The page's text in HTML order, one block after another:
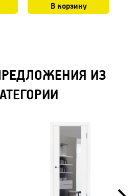
В корзину
ИЗ